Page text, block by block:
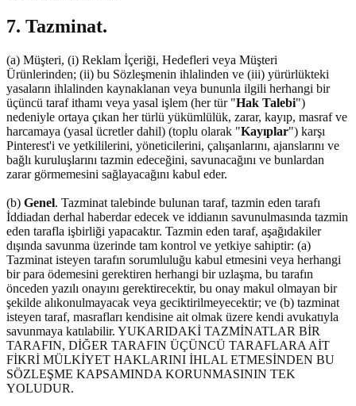
7. Tazminat.
(a) Müşteri, (i) Reklam İçeriği, Hedefleri veya Müşteri
Ürünlerinden; (ii) bu Sözleşmenin ihlalinden ve (iii) yürürlükteki
yasaların ihlalinden kaynaklanan veya bununla ilgili herhangi bir
üçüncü taraf ithamı veya yasal işlem (her tür "Hak Talebi")
nedeniyle ortaya çıkan her türlü yükümlülük, zarar, kayıp, masraf ve
harcamaya (yasal ücretler dahil) (toplu olarak "Kayıplar") karşı
Pinterest'i ve yetkililerini, yöneticilerini, çalışanlarını, ajanslarını ve
bağlı kuruluşlarını tazmin edeceğini, savunacağını ve bunlardan
zarar görmemesini sağlayacağını kabul eder.
(b) Genel. Tazminat talebinde bulunan taraf, tazmin eden tarafı
İddiadan derhal haberdar edecek ve iddianın savunulmasında tazmin
eden tarafla işbirliği yapacaktır. Tazmin eden taraf, aşağıdakiler
dışında savunma üzerinde tam kontrol ve yetkiye sahiptir: (a)
Tazminat isteyen tarafın sorumluluğu kabul etmesini veya herhangi
bir para ödemesini gerektiren herhangi bir uzlaşma, bu tarafın
önceden yazılı onayını gerektirecektir, bu onay makul olmayan bir
şekilde alıkonulmayacak veya geciktirilmeyecektir; ve (b) tazminat
isteyen taraf, masrafları kendisine ait olmak üzere kendi avukatıyla
savunmaya katılabilir. YUKARIDAKİ TAZMİNATLAR BİR
TARAFIN, DİĞER TARAFIN ÜÇÜNCÜ TARAFLARA AİT
FİKRİ MÜLKİYET HAKLARINI İHLAL ETMESİNDEN BU
SÖZLEŞME KAPSAMINDA KORUNMASININ TEK
YOLUDUR.